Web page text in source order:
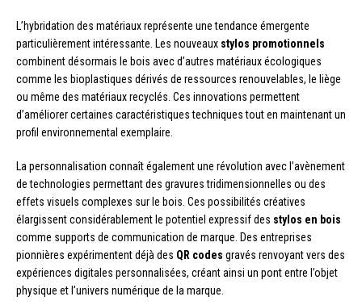
L’hybridation des matériaux représente une tendance émergente
particulièrement intéressante. Les nouveaux stylos promotionnels
combinent désormais le bois avec d’autres matériaux écologiques
comme les bioplastiques dérivés de ressources renouvelables, le liège
ou même des matériaux recyclés. Ces innovations permettent
d’améliorer certaines caractéristiques techniques tout en maintenant un
profil environnemental exemplaire.
La personnalisation connaît également une révolution avec l’avènement
de technologies permettant des gravures tridimensionnelles ou des
effets visuels complexes sur le bois. Ces possibilités créatives
élargissent considérablement le potentiel expressif des stylos en bois
comme supports de communication de marque. Des entreprises
pionnières expérimentent déjà des QR codes gravés renvoyant vers des
expériences digitales personnalisées, créant ainsi un pont entre l’objet
physique et l’univers numérique de la marque.